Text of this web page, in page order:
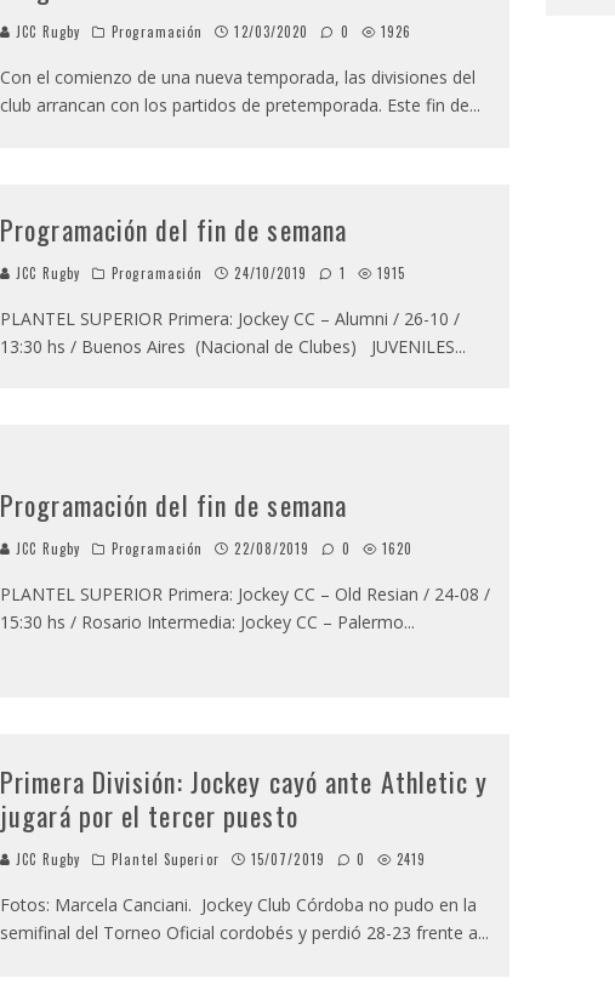
JCC Rugby Programación 12/03/2020 0 1926
Con el comienzo de una nueva temporada, las divisiones del
club arrancan con los partidos de pretemporada. Este fin de...
Programación del fin de semana
JCC Rugby Programación 24/10/2019 1 1915
PLANTEL SUPERIOR Primera: Jockey CC – Alumni / 26-10 /
13:30 hs / Buenos Aires (Nacional de Clubes) JUVENILES...
Programación del fin de semana
JCC Rugby Programación 22/08/2019 0 1620
PLANTEL SUPERIOR Primera: Jockey CC – Old Resian / 24-08 /
15:30 hs / Rosario Intermedia: Jockey CC – Palermo...
Primera División: Jockey cayó ante Athletic y
jugará por el tercer puesto
JCC Rugby Plantel Superior 15/07/2019 0 2419
Fotos: Marcela Canciani. Jockey Club Córdoba no pudo en la
semifinal del Torneo Oficial cordobés y perdió 28-23 frente a...